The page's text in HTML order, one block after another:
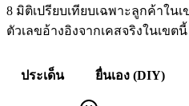
8 มิติเปรียบเทียบเฉพาะลูกค้าใน
ตัวเลขอ้างอิงจากเคสจริงในเขตนี้
ประเด็น ยื่นเอง (DIY)